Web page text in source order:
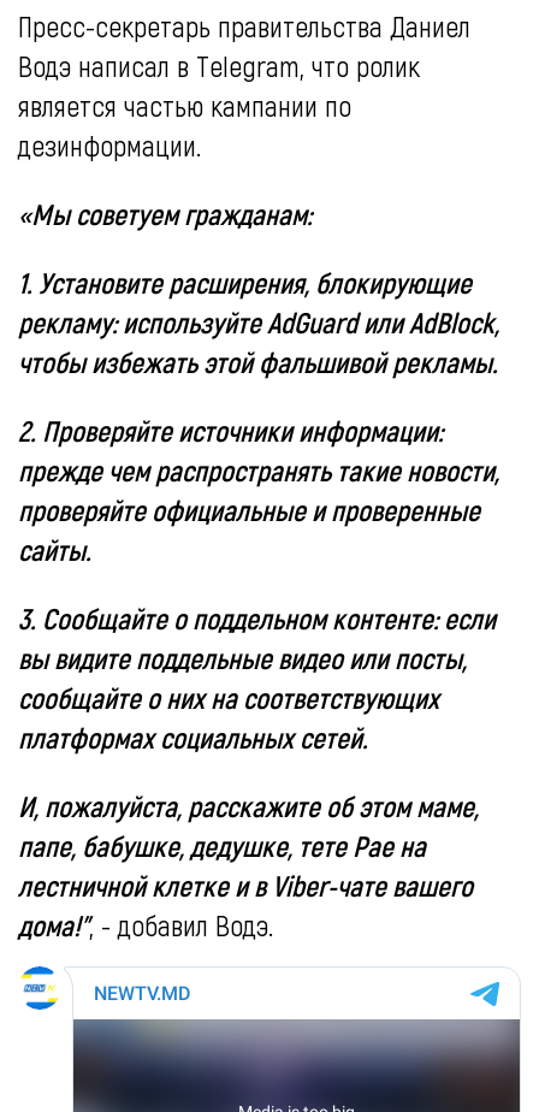
Пресс-секретарь правительства Даниел
Водэ написал в Telegram, что ролик
является частью кампании по
дезинформации.
«Мы советуем гражданам:
1. Установите расширения, блокирующие
рекламу: используйте AdGuard или AdBlock,
чтобы избежать этой фальшивой рекламы.
2. Проверяйте источники информации:
прежде чем распространять такие новости,
проверяйте официальные и проверенные
сайты.
3. Сообщайте о поддельном контенте: если
вы видите поддельные видео или посты,
сообщайте о них на соответствующих
платформах социальных сетей.
И, пожалуйста, расскажите об этом маме,
папе, бабушке, дедушке, тете Рае на
лестничной клетке и в Viber-чате вашего
дома!", - добавил Водэ.